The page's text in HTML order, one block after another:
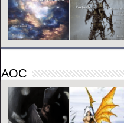
AOC